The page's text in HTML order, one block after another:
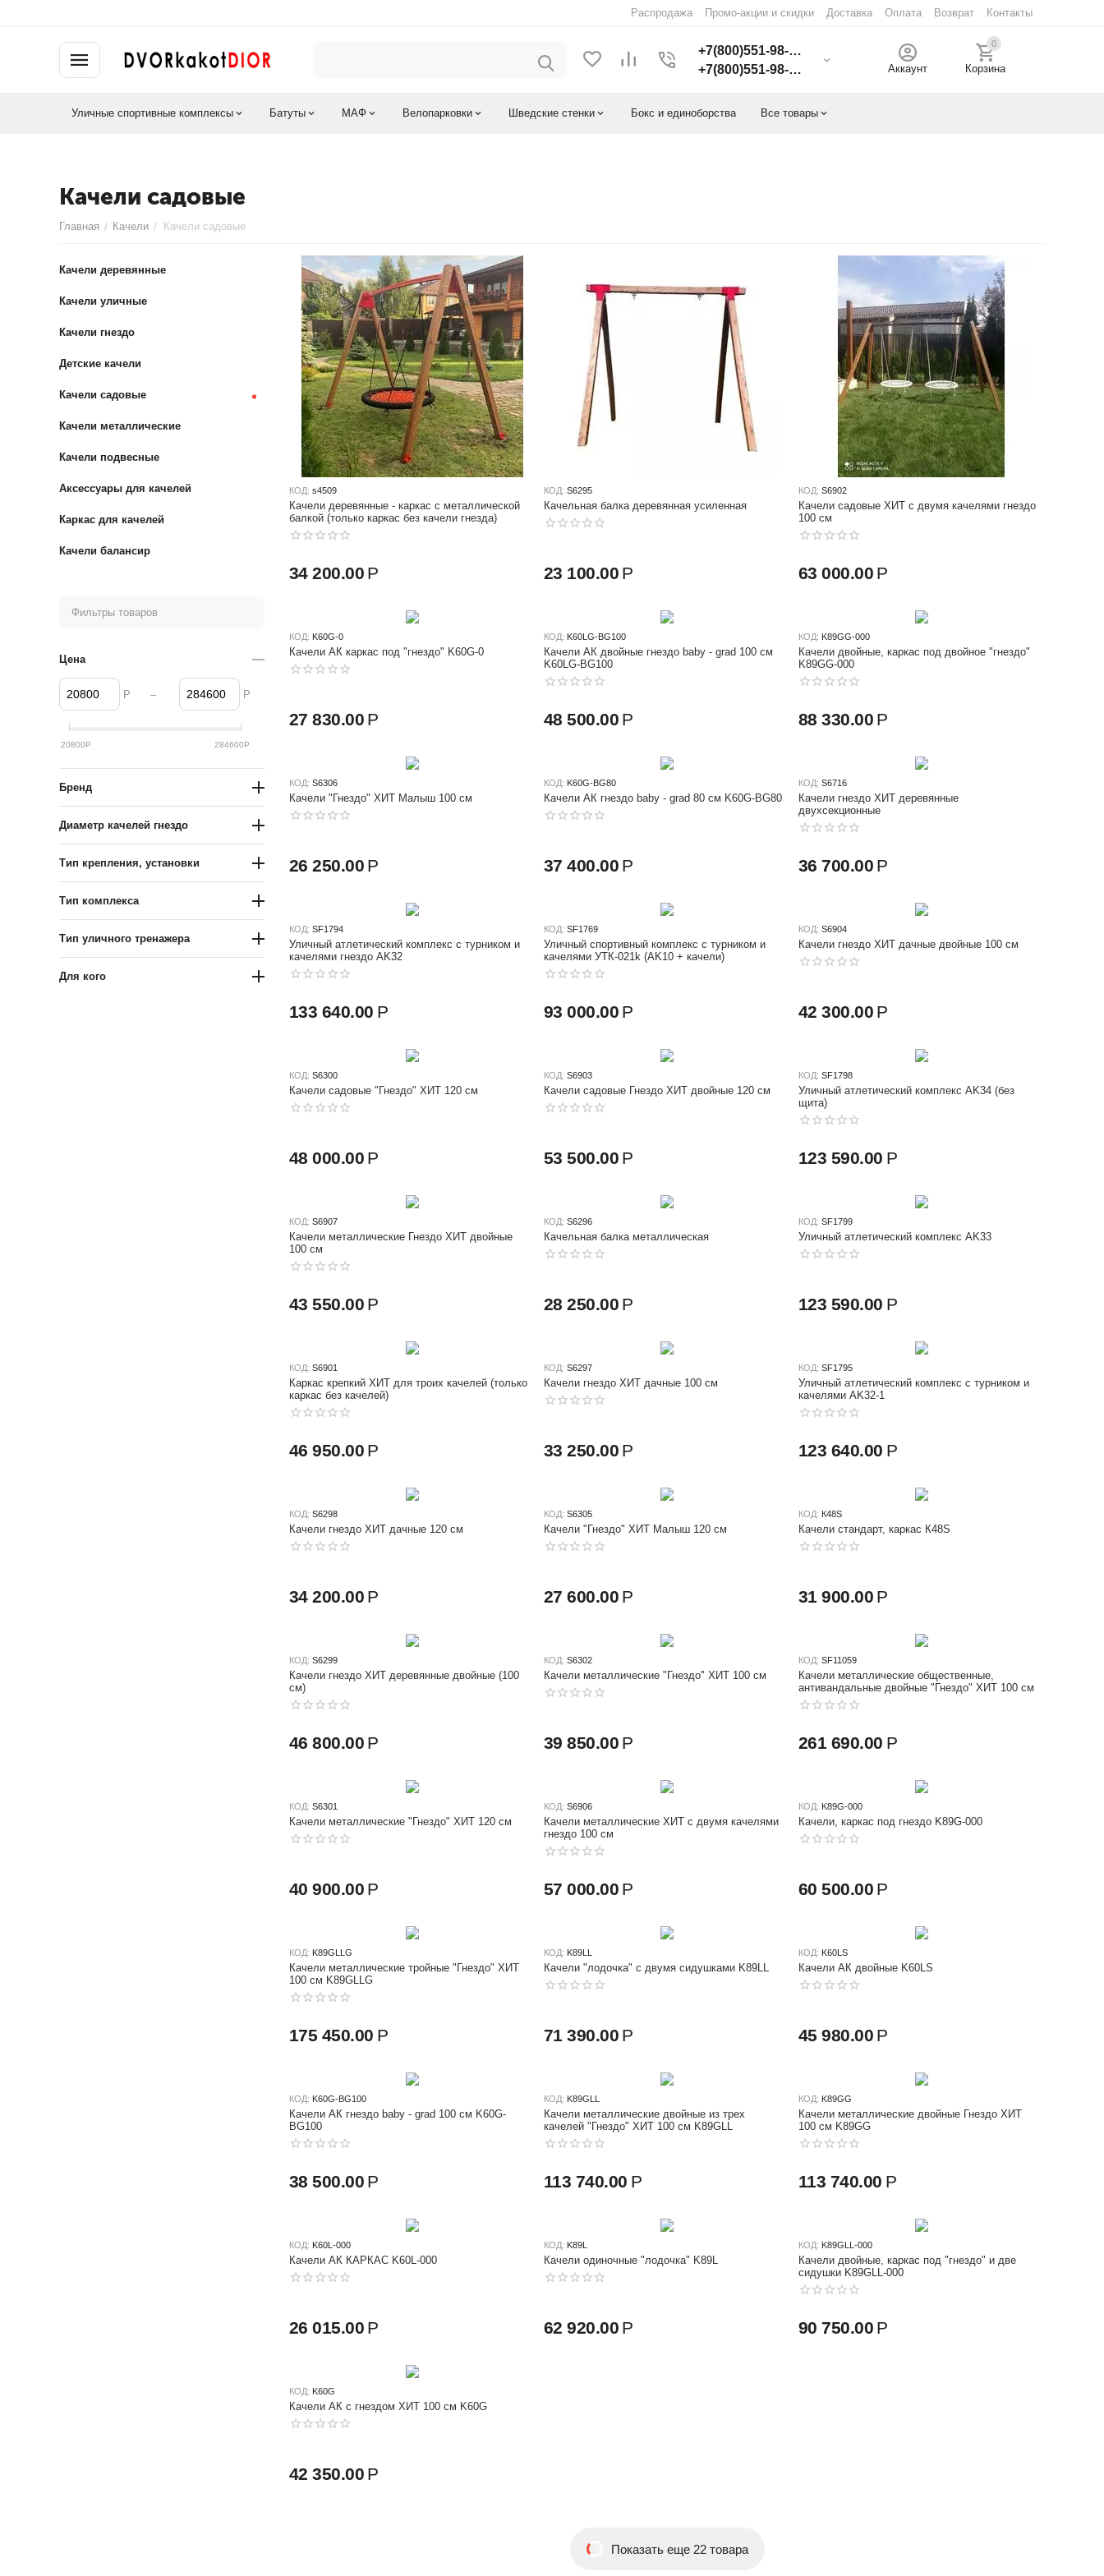
Распродажа Промо-акции и скидки Доставка Оплата Возврат Контакты
+7(800)551-98-51
+7(800)551-98-51
Аккаунт
0
Корзина
Уличные спортивные комплексы Батуты МАФ Велопарковки Шведские стенки Бокс и единоборства Все товары
Качели садовые
Главная / Качели / Качели садовые
КОД: s4509
Качели деревянные - каркас с металлической
балкой (только каркас без качели гнезда)
34 200.00 Р
КОД: S6295
Качельная балка деревянная усиленная
23 100.00 Р
КОД: S6902
Качели садовые ХИТ с двумя качелями гнездо
100 см
63 000.00 Р
КОД: K60G-0
Качели АК каркас под "гнездо" K60G-0
27 830.00 Р
КОД: K60LG-BG100
Качели АК двойные гнездо baby - grad 100 см
K60LG-BG100
48 500.00 Р
КОД: K89GG-000
Качели двойные, каркас под двойное "гнездо"
K89GG-000
88 330.00 Р
КОД: S6306
Качели "Гнездо" ХИТ Малыш 100 см
26 250.00 Р
КОД: K60G-BG80
Качели АК гнездо baby - grad 80 см K60G-BG80
37 400.00 Р
КОД: S6716
Качели гнездо ХИТ деревянные
двухсекционные
36 700.00 Р
КОД: SF1794
Уличный атлетический комплекс с турником и
качелями гнездо AK32
133 640.00 Р
КОД: SF1769
Уличный спортивный комплекс с турником и
качелями УТК-021k (AK10 + качели)
93 000.00 Р
КОД: S6904
Качели гнездо ХИТ дачные двойные 100 см
42 300.00 Р
КОД: S6300
Качели садовые "Гнездо" ХИТ 120 см
48 000.00 Р
КОД: S6903
Качели садовые Гнездо ХИТ двойные 120 см
53 500.00 Р
КОД: SF1798
Уличный атлетический комплекс AK34 (без
щита)
123 590.00 Р
КОД: S6907
Качели металлические Гнездо ХИТ двойные
100 см
43 550.00 Р
КОД: S6296
Качельная балка металлическая
28 250.00 Р
КОД: SF1799
Уличный атлетический комплекс AK33
123 590.00 Р
КОД: S6901
Каркас крепкий ХИТ для троих качелей (только
каркас без качелей)
46 950.00 Р
КОД: S6297
Качели гнездо ХИТ дачные 100 см
33 250.00 Р
КОД: SF1795
Уличный атлетический комплекс с турником и
качелями AK32-1
123 640.00 Р
КОД: S6298
Качели гнездо ХИТ дачные 120 см
34 200.00 Р
КОД: S6305
Качели "Гнездо" ХИТ Малыш 120 см
27 600.00 Р
КОД: К48S
Качели стандарт, каркас К48S
31 900.00 Р
КОД: S6299
Качели гнездо ХИТ деревянные двойные (100
см)
46 800.00 Р
КОД: S6302
Качели металлические "Гнездо" ХИТ 100 см
39 850.00 Р
КОД: SF11059
Качели металлические общественные,
антивандальные двойные "Гнездо" ХИТ 100 см
261 690.00 Р
КОД: S6301
Качели металлические "Гнездо" ХИТ 120 см
40 900.00 Р
КОД: S6906
Качели металлические ХИТ с двумя качелями
гнездо 100 см
57 000.00 Р
КОД: K89G-000
Качели, каркас под гнездо K89G-000
60 500.00 Р
КОД: K89GLLG
Качели металлические тройные "Гнездо" ХИТ
100 см K89GLLG
175 450.00 Р
КОД: K89LL
Качели "лодочка" с двумя сидушками K89LL
71 390.00 Р
КОД: K60LS
Качели АК двойные K60LS
45 980.00 Р
КОД: K60G-BG100
Качели АК гнездо baby - grad 100 см K60G-
BG100
38 500.00 Р
КОД: K89GLL
Качели металлические двойные из трех
качелей "Гнездо" ХИТ 100 см K89GLL
113 740.00 Р
КОД: K89GG
Качели металлические двойные Гнездо ХИТ
100 см K89GG
113 740.00 Р
КОД: K60L-000
Качели АК КАРКАС K60L-000
26 015.00 Р
КОД: K89L
Качели одиночные "лодочка" K89L
62 920.00 Р
КОД: K89GLL-000
Качели двойные, каркас под "гнездо" и две
сидушки K89GLL-000
90 750.00 Р
КОД: K60G
Качели АК с гнездом ХИТ 100 см K60G
42 350.00 Р
Показать еще 22 товара
Качели деревянные
Качели уличные
Качели гнездо
Детские качели
Качели садовые
Качели металлические
Качели подвесные
Аксессуары для качелей
Каркас для качелей
Качели балансир
Фильтры товаров
Цена
Р – Р
20800Р 284600Р
Бренд
Диаметр качелей гнездо
Тип крепления, установки
Тип комплекса
Тип уличного тренажера
Для кого